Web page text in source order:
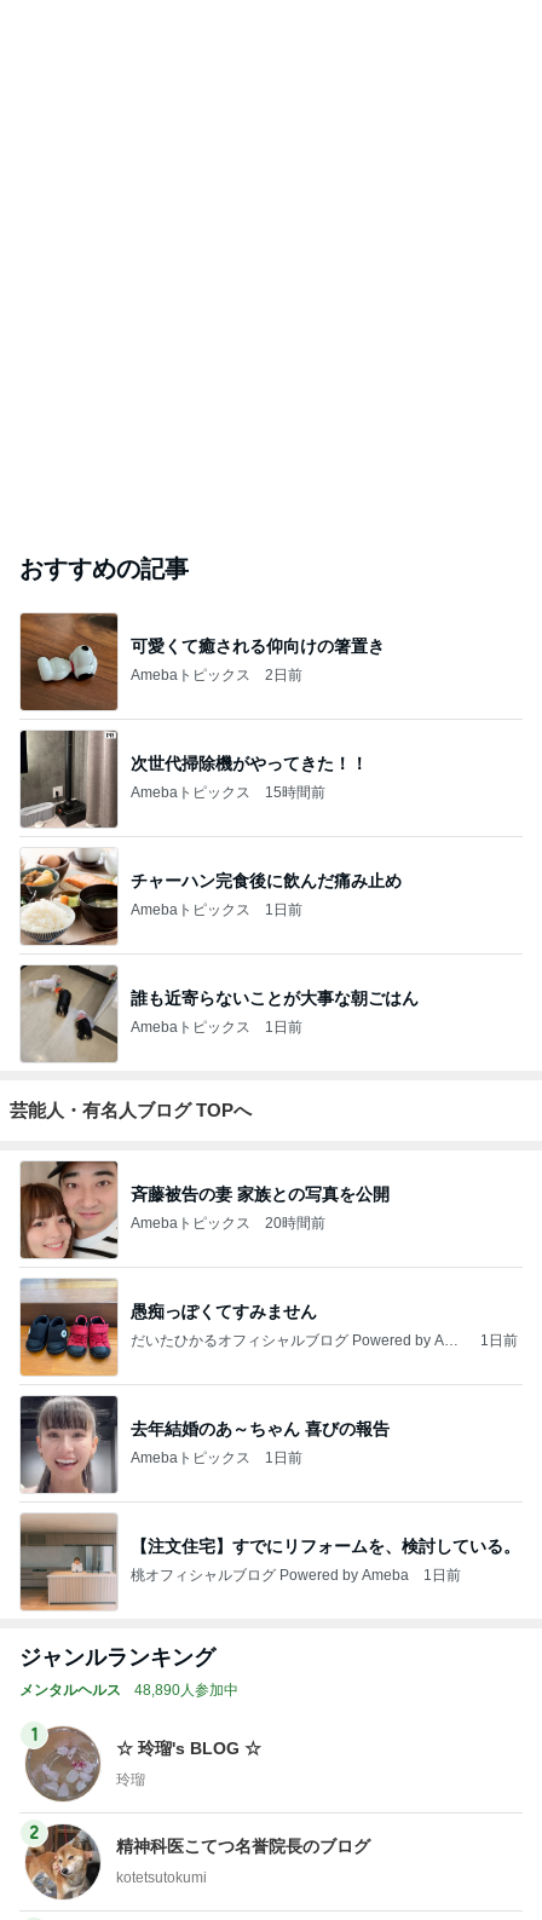
おすすめの記事
可愛くて癒される仰向けの箸置き
Amebaトピックス 2日前
次世代掃除機がやってきた！！
Amebaトピックス 15時間前
チャーハン完食後に飲んだ痛み止め
Amebaトピックス 1日前
誰も近寄らないことが大事な朝ごはん
Amebaトピックス 1日前
芸能人・有名人ブログ TOPへ
斉藤被告の妻 家族との写真を公開
Amebaトピックス 20時間前
愚痴っぽくてすみません
だいたひかるオフィシャルブログ Powered by Ame
1日前
去年結婚のあ～ちゃん 喜びの報告
Amebaトピックス 1日前
【注文住宅】すでにリフォームを、検討している。
桃オフィシャルブログ Powered by Ameba 1日前
ジャンルランキング
メンタルヘルス 48,890人参加中
1
☆ 玲瑠's BLOG ☆
玲瑠
2
精神科医こてつ名誉院長のブログ
kotetsutokumi